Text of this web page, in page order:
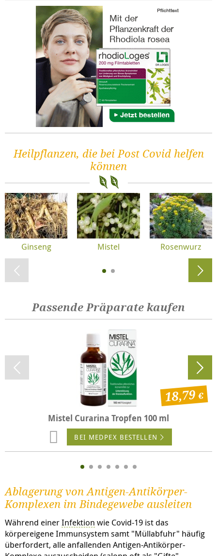
Heilpflanzen, die bei Post Covid helfen
können
Ginseng Mistel Rosenwurz
Passende Präparate kaufen
Mistel Curarina Tropfen 100 ml
18,79
BEI MEDPEX BESTELLEN
Ablagerung von Antigen-Antikörper-
Komplexen im Bindegewebe ausleiten
Während einerInfektion wie Covid-19 ist das
körpereigene Immunsystem samt "Müllabfuhr" häufig
überfordert, alle anfallenden Antigen-Antikörper-